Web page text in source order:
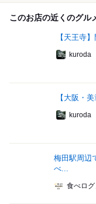
このお店の近くのグル
【天王寺
kuroda
【大阪・
kuroda
梅田駅周辺
べ...
食べロ